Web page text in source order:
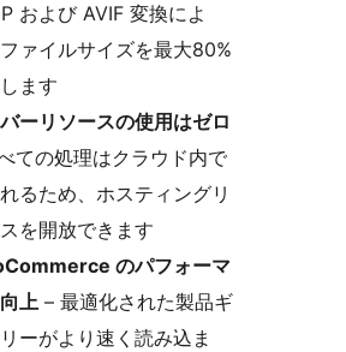
および AVIF 変換によ
ァイルサイズを最大80%
ます
ーリソースの使用はゼロ
ての処理はクラウド内で
るため、ホスティングリ
を開放できます
のパフォーマ
上 – 最適化された製品ギ
ーがより速く読み込ま